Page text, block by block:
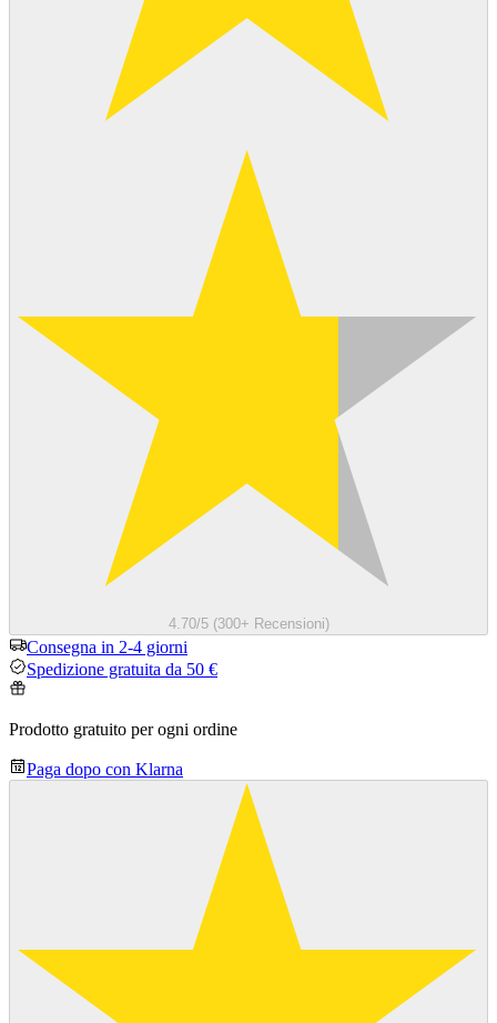
4.70/5 (300+ Recensioni)
Consegna in 2-4 giorni
Spedizione gratuita da 50 €
Prodotto gratuito per ogni ordine
Paga dopo con Klarna